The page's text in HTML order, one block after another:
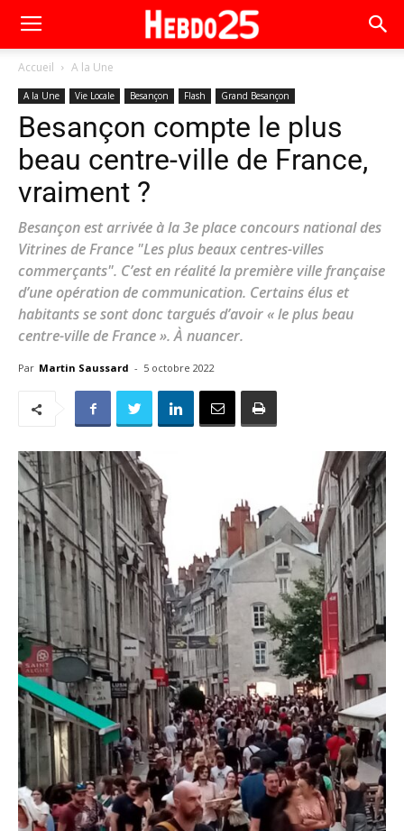
Accueil A la Une
A la Une Vie Locale Besançon Flash Grand Besançon
Besançon compte le plus
beau centre-ville de France,
vraiment ?
Besançon est arrivée à la 3e place concours national des
Vitrines de France "Les plus beaux centres-villes
commerçants". C’est en réalité la première ville française
d’une opération de communication. Certains élus et
habitants se sont donc targués d’avoir « le plus beau
centre-ville de France ». À nuancer.
Par Martin Saussard - 5 octobre 2022